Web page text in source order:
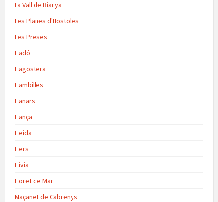
La Vall de Bianya
Les Planes d'Hostoles
Les Preses
Lladó
Llagostera
Llambilles
Llanars
Llança
Lleida
Llers
Llivia
Lloret de Mar
Maçanet de Cabrenys